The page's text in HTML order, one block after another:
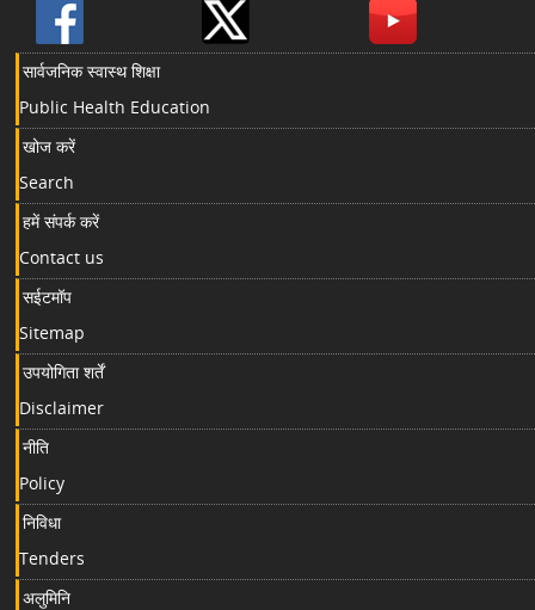
सार्वजनिक स्वास्थ शिक्षा
Public Health Education
खोज करें
Search
हमें संपर्क करें
Contact us
सईटमॉप
Sitemap
उपयोगिता शर्तें
Disclaimer
नीति
Policy
निविधा
Tenders
अलुमिनि